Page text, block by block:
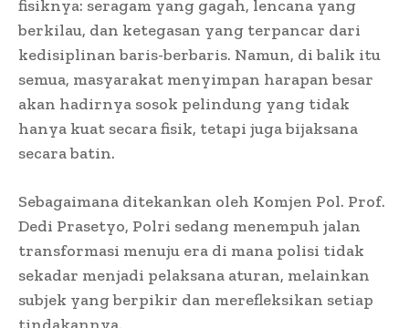
fisiknya: seragam yang gagah, lencana yang
berkilau, dan ketegasan yang terpancar dari
kedisiplinan baris-berbaris. Namun, di balik itu
semua, masyarakat menyimpan harapan besar
akan hadirnya sosok pelindung yang tidak
hanya kuat secara fisik, tetapi juga bijaksana
secara batin.
Sebagaimana ditekankan oleh Komjen Pol. Prof.
Dedi Prasetyo, Polri sedang menempuh jalan
transformasi menuju era di mana polisi tidak
sekadar menjadi pelaksana aturan, melainkan
subjek yang berpikir dan merefleksikan setiap
tindakannya.